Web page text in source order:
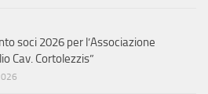
soci 2026 per l’Associazione
Cav. Cortolezzis”